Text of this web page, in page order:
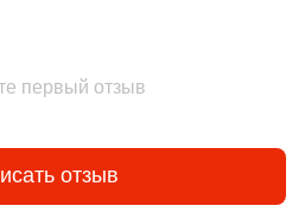
первый отзыв
отзыв